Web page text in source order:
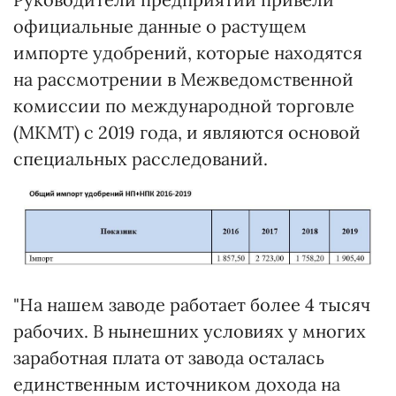
официальные данные о растущем
импорте удобрений, которые находятся
на рассмотрении в Межведомственной
комиссии по международной торговле
(МКМТ) с 2019 года, и являются основой
специальных расследований.
"На нашем заводе работает более 4 тысяч
рабочих. В нынешних условиях у многих
заработная плата от завода осталась
единственным источником дохода на